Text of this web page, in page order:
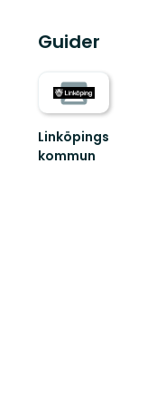
Guider
Linköpings
kommun